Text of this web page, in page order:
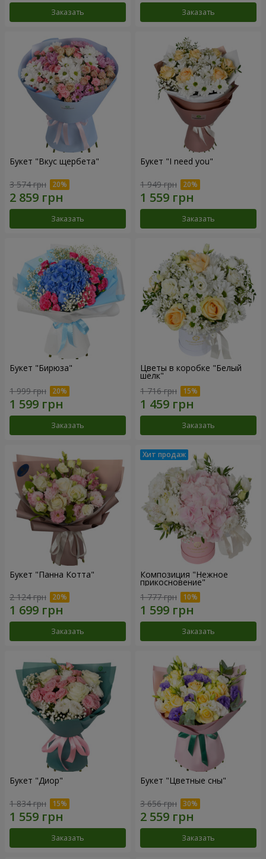
Заказать Заказать
Букет "Вкус щербета"
3 574 грн
Заказать
Букет "I need you"
1 949 грн
Заказать
Букет "Бирюза"
1 999 грн
Заказать
Цветы в коробке "Белый
шелк"
1 716 грн
Заказать
Букет "Панна Котта"
2 124 грн
Заказать
Композиция "Нежное
прикосновение"
1 777 грн
Заказать
Букет "Диор"
1 834 грн
Заказать
Букет "Цветные сны"
3 656 грн
Заказать